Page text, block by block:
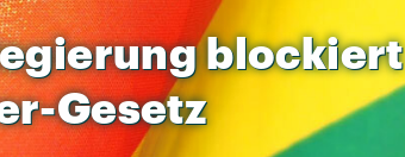
blockiert
Gesetz